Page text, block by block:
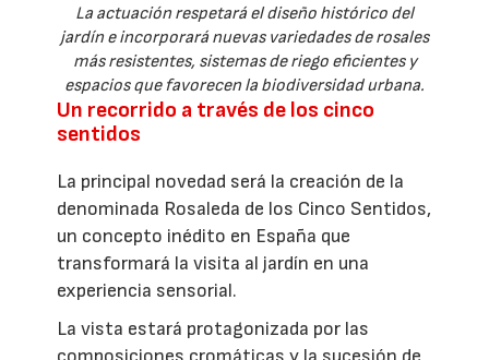
La actuación respetará el diseño histórico del
jardín e incorporará nuevas variedades de rosales
más resistentes, sistemas de riego eficientes y
espacios que favorecen la biodiversidad urbana.
Un recorrido a través de los cinco
sentidos
La principal novedad será la creación de la
denominada Rosaleda de los Cinco Sentidos,
un concepto inédito en España que
transformará la visita al jardín en una
experiencia sensorial.
La vista estará protagonizada por las